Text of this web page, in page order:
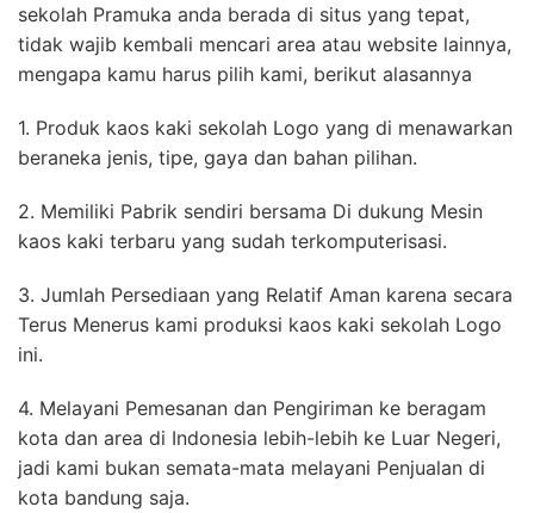
sekolah Pramuka anda berada di situs yang tepat,
tidak wajib kembali mencari area atau website lainnya,
mengapa kamu harus pilih kami, berikut alasannya
1. Produk kaos kaki sekolah Logo yang di menawarkan
beraneka jenis, tipe, gaya dan bahan pilihan.
2. Memiliki Pabrik sendiri bersama Di dukung Mesin
kaos kaki terbaru yang sudah terkomputerisasi.
3. Jumlah Persediaan yang Relatif Aman karena secara
Terus Menerus kami produksi kaos kaki sekolah Logo
ini.
4. Melayani Pemesanan dan Pengiriman ke beragam
kota dan area di Indonesia lebih-lebih ke Luar Negeri,
jadi kami bukan semata-mata melayani Penjualan di
kota bandung saja.